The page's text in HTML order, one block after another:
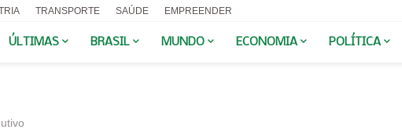
TRANSPORTE SAÚDE EMPREENDER
ÚLTIMAS BRASIL MUNDO ECONOMIA POLÍTICA